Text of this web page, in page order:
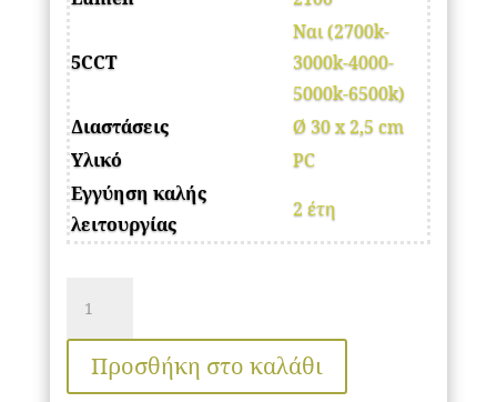
5CCT
Ναι (2700k-
3000k-4000-
5000k-6500k)
Διαστάσεις
Ø 30 x 2,5 cm
Υλικό
PC
Εγγύηση καλής
λειτουργίας
2 έτη
"Jade"
slim
25W
Προσθήκη στο καλάθι